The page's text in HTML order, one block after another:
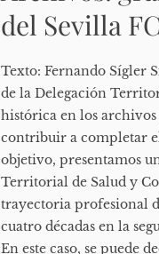
del Sevilla FC
Texto: Fernando Sígler
de la Delegación
histórica en los
contribuir a completar
objetivo, presentamos
Territorial de Salud y
trayectoria profesional
cuatro décadas en la
En este caso, se puede